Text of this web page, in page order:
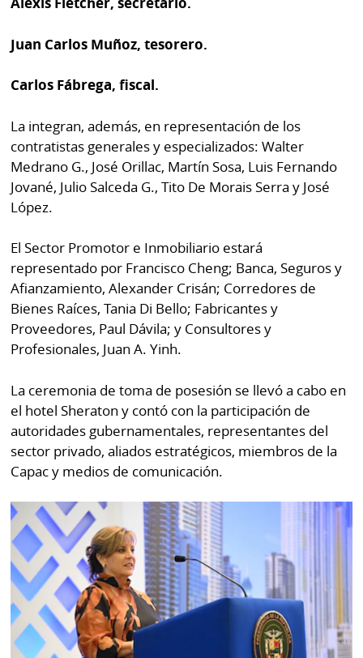
Juan Carlos Muñoz, tesorero.
Carlos Fábrega, fiscal.
La integran, además, en representación de los
contratistas generales y especializados: Walter
Medrano G., José Orillac, Martín Sosa, Luis Fernando
Jované, Julio Salceda G., Tito De Morais Serra y José
López.
El Sector Promotor e Inmobiliario estará
representado por Francisco Cheng; Banca, Seguros y
Afianzamiento, Alexander Crisán; Corredores de
Bienes Raíces, Tania Di Bello; Fabricantes y
Proveedores, Paul Dávila; y Consultores y
Profesionales, Juan A. Yinh.
La ceremonia de toma de posesión se llevó a cabo en
el hotel Sheraton y contó con la participación de
autoridades gubernamentales, representantes del
sector privado, aliados estratégicos, miembros de la
Capac y medios de comunicación.